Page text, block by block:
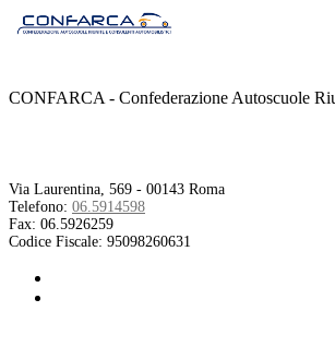
CONFARCA - Confederazione Autoscuole
Via Laurentina, 569 - 00143 Roma
Telefono: 06.5914598
Fax: 06.5926259
Codice Fiscale: 95098260631